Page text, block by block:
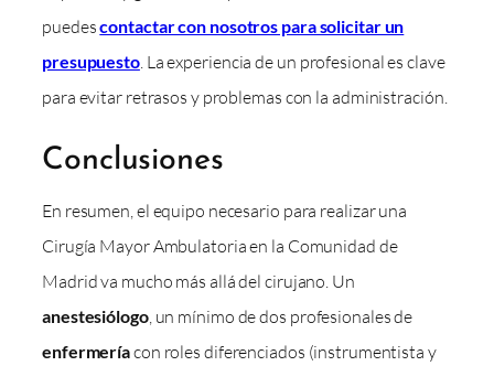
puedescontactar con nosotros para solicitar un
presupuesto. La experiencia de un profesional es clave
para evitar retrasos y problemas con la administración.
Conclusiones
En resumen, el equipo necesario para realizar una
Cirugía Mayor Ambulatoria en la Comunidad de
Madrid va mucho más allá del cirujano. Un
anestesiólogo, un mínimo de dos profesionales de
enfermeríacon roles diferenciados (instrumentista y